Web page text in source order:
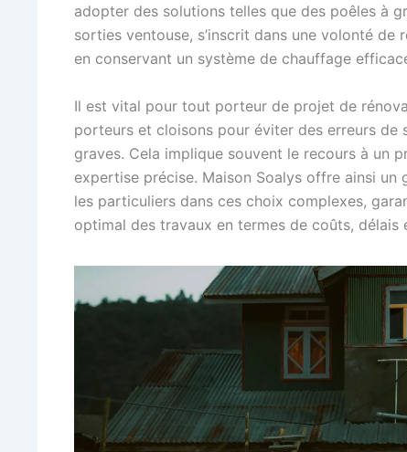
adopter des solutions telles que des poêles à
sorties ventouse, s’inscrit dans une volonté
en conservant un système de chauffage
Il est vital pour tout porteur de projet de
porteurs et cloisons pour éviter des erreurs de
graves. Cela implique souvent le recours à un
expertise précise. Maison Soalys offre ainsi
les particuliers dans ces choix complexes,
optimal des travaux en termes de coûts, délais